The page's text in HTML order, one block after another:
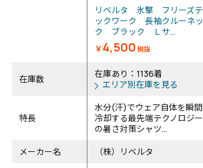
リベルタ 氷撃 フリーズテ
ックワーク 長袖クルーネッ
ク ブラック Ｌサ...
￥4,500 税抜
在庫数
在庫あり：1136着
エリア別在庫を見る
特長
水分(汗)でウェア自体を瞬間
冷却する最先端テクノロジー
の暑さ対策シャツ...
メーカー名 （株）リベルタ